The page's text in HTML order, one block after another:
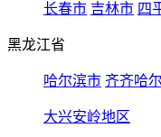
长春市 吉林市 四
黑龙江省
哈尔滨市 齐齐哈
大兴安岭地区